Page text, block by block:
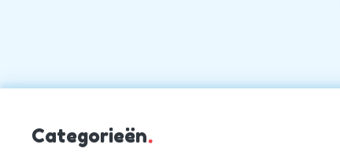
Categorieën.